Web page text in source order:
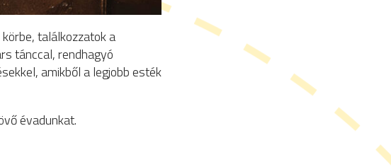
találkozzatok a
tánccal, rendhagyó
amikből a legjobb esték
évadunkat.